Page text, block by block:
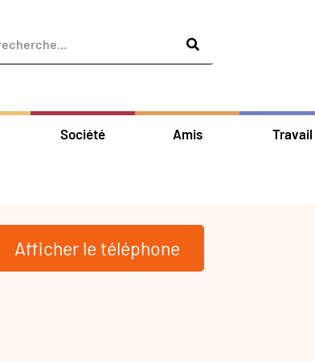
Société Amis Travail
Afficher le téléphone